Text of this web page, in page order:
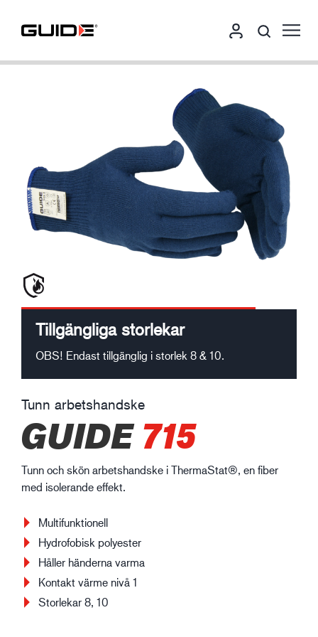
Tillgängliga storlekar
OBS! Endast tillgänglig i storlek 8 & 10.
Tunn arbetshandske
GUIDE715
Tunn och skön arbetshandske i ThermaStat®, en fiber
med isolerande effekt.
Multifunktionell
Hydrofobisk polyester
Håller händerna varma
Kontakt värme nivå 1
Storlekar 8, 10